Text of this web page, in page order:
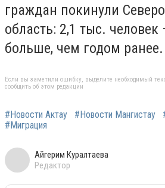
граждан покинули
область: 2,1 тыс. человек
больше, чем годом ранее.
Если вы заметили ошибку, выделите необходимый
сообщить об этом редакции
#Новости Актау #Новости Мангистау
#Миграция
Айгерим Куралтаева
Редактор